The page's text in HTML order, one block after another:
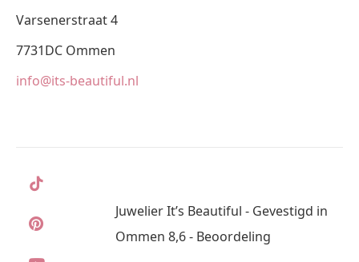
Varsenerstraat 4
7731DC Ommen
info@its-beautiful.nl
Juwelier It’s Beautiful - Gevestigd in
Ommen 8,6 - Beoordeling